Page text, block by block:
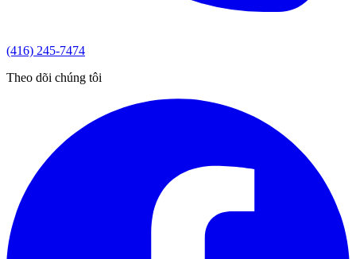
(416) 245-7474
Theo dõi chúng tôi